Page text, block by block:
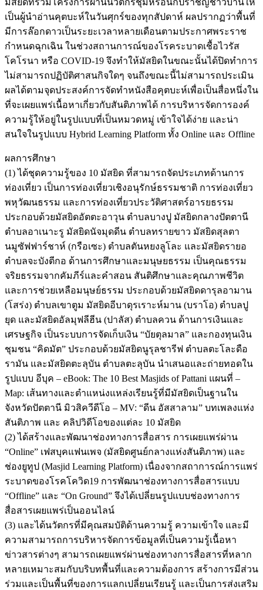
เป็นผู้นำอ่านคุตบะห์ในวันศุกร์ของทุกสัปดาห์ ผลปรากฏว่าพื้นที่
มีการล๊อกดาวเป็นระยะเวลาหลายเดือนตามประกาศพระราช
กำหนดฉุกเฉิน ในช่วงสถานการณ์ของโรคระบาดเชื้อไวรัส
โคโรนา หรือ COVID-19 จึงทำให้มัสยิดในขณะนั้นได้ปิดทำการ
ไม่สามารถปฏิบัติศาสนกิจใดๆ จนถึงขณะนี้ไม่สามารถประเมิน
ผลได้ตามจุดประสงค์การจัดทำหนังสือคุตบะห์เพื่อเป็นสื่อหนึ่งใน
ที่จะเผยแพร่เนื้อหาเกี่ยวกับสันติภาพได้ การบริหารจัดการองค์
ความรู้ให้อยู่ในรูปแบบที่เป็นหมวดหมู่ เข้าใจได้ง่าย และน่า
สนใจในรูปแบบ Hybrid Learning Platform ทั้ง Online และ Offline
ผลการศึกษา
(1) ได้ชุดความรู้ของ 10 มัสยิด ที่สามารถจัดประเภทด้านการ
ท่องเที่ยว เป็นการท่องเที่ยวเชิงอนุรักษ์ธรรมชาติ การท่องเที่ยว
พหุวัฒนธรรม และการท่องเที่ยวประวัติศาสตร์อารยธรรม
ประกอบด้วยมัสยิดอัตตะอาวุน ตำบลบางปู มัสยิดกลางปัตตานี
ตำบลอาเนาะรู มัสยิดนัจมุดดีน ตำบลทรายขาว มัสยิดสุลตา
นมูซัฟฟาร์ชาห์ (กรือเซะ) ตำบลตันหยงลูโละ และมัสยิดรายอ
ตำบลจะบังตีกอ ด้านการศึกษาและมนุษยธรรม เป็นคุณธรรม
จริยธรรมจากคัมภีร์และคำสอน สันติศึกษาและคุณภาพชีวิต
และการช่วยเหลือมนุษย์ธรรม ประกอบด้วยมัสยิดดารุลอามาน
(โสร่ง) ตำบลเขาตูม มัสยิดอีบาดุรเราะห์มาน (บราโอ) ตำบลปู
ยุด และมัสยิดอัลมุฟลีฮีน (ปาลัส) ตำบลควน ด้านการเงินและ
เศรษฐกิจ เป็นระบบการจัดเก็บเงิน “บัยตุลมาล” และกองทุนเงิน
ชุมชน “คิดมัต” ประกอบด้วยมัสยิดนูรุลชารีฟ ตำบลตะโละดือ
รามัน และมัสยิดตะลุบัน ตำบลตะลุบัน นำเสนอและถ่ายทอดใน
รูปแบบ อีบุค – eBook: The 10 Best Masjids of Pattani แผนที่ –
Map: เส้นทางและตำแหน่งแหล่งเรียนรู้ที่มีมัสยิดเป็นฐานใน
จังหวัดปัตตานี มิวสิควีดีโอ – MV: “ดีน อัสสาลาม” บทเพลงแห่ง
สันติภาพ และ คลิปวิดีโอของแต่ละ 10 มัสยิด
(2) ได้สร้างและพัฒนาช่องทางการสื่อสาร การเผยแพร่ผ่าน
“Online” เฟสบุคแฟนเพจ (มัสยิดศูนย์กลางแห่งสันติภาพ) และ
ช่องยูทูป (Masjid Learning Platform) เนื่องจากสถาการณ์การแพร่
ระบาดของโรคโควิด19 การพัฒนาช่องทางการสื่อสารแบบ
“Offline” และ “On Ground” จึงได้เปลี่ยนรูปแบบช่องทางการ
สื่อสารเผยแพร่เป็นออนไลน์
(3) และได้นวัตกรที่มีคุณสมบัติด้านความรู้ ความเข้าใจ และมี
ความสามารถการบริหารจัดการข้อมูลที่เป็นความรู้เนื้อหา
ข่าวสารต่างๆ สามารถเผยแพร่ผ่านช่องทางการสื่อสารที่หลาก
หลายเหมาะสมกับบริบทพื้นที่และความต้องการ สร้างการมีส่วน
ร่วมและเป็นพื้นที่ของการแลกเปลี่ยนเรียนรู้ และเป็นการส่งเสริม